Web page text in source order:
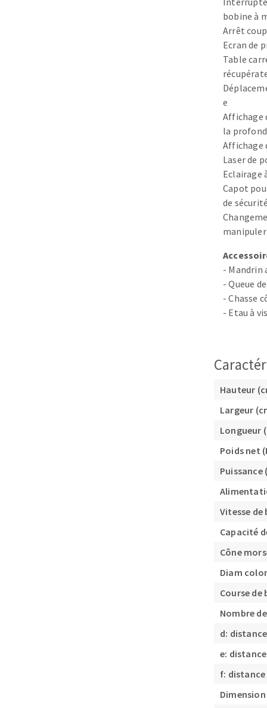
Disques à
Disque
Disques
Roues à
Meules sur
Brosses
Meules de
Feutres à
Bandes sans
Rouleaux
bobine à
Arrêt
Ecran de
Table
e
Affichage
la
Affichage
Laser de
Eclairage
Capot
de
- Mandrin
- Queue
- Chasse
- Etau à
Hauteur
Largeur
Longueur
Poids net
Puissance
Vitesse
Capacité
Cône
Diam
Course de
Nombre
d:
e:
f: